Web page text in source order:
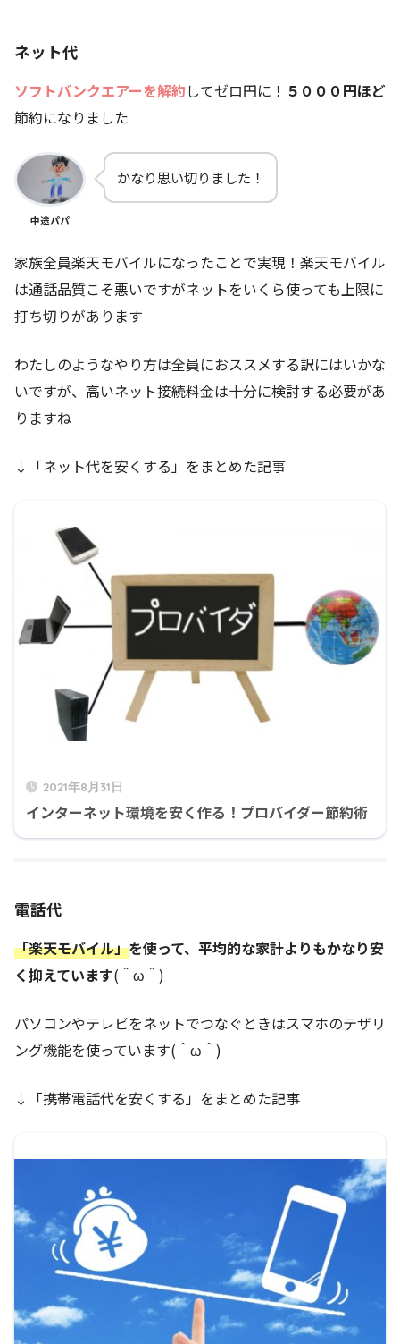
ネット代
ソフトバンクエアーを解約してゼロ円に！ ５０００円ほど
節約になりました
中途パパ
かなり思い切りました！
家族全員楽天モバイルになったことで実現！楽天モバイル
は通話品質こそ悪いですがネットをいくら使っても上限に
打ち切りがあります
わたしのようなやり方は全員におススメする訳にはいかな
いですが、高いネット接続料金は十分に検討する必要があ
りますね
↓「ネット代を安くする」をまとめた記事
2021年8月31日
インターネット環境を安く作る！プロバイダー節約術
電話代
「楽天モバイル」を使って、平均的な家計よりもかなり安
く抑えています(＾ω＾)
パソコンやテレビをネットでつなぐときはスマホのテザリ
ング機能を使っています(＾ω＾)
↓「携帯電話代を安くする」をまとめた記事